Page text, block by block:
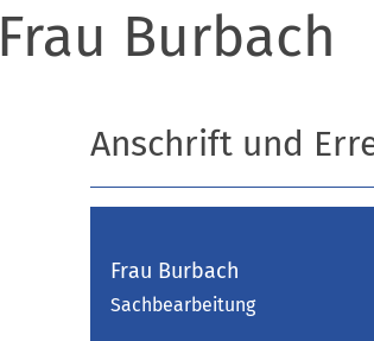
Frau Burbach
Anschrift und
Frau Burbach
Sachbearbeitung